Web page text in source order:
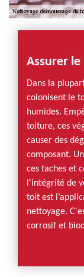
Assurer
Dans la
colonisent le
humides.
toiture, ces
causer des
composant.
ces taches et
l'intégrité de
toit est
nettoyage.
corrosif et